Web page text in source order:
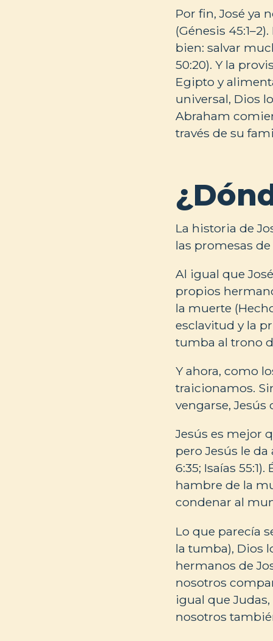
Por fin, José ya
(Génesis
bien: salvar
50:20). Y la
Egipto y
universal, Dios
Abraham
través de su
La historia de
las promesas de
Al igual que
propios
la muerte
esclavitud y la
tumba al trono
Y ahora, como
traicionamos.
vengarse,
Jesús es mejor
pero Jesús le
6:35; Isaías
hambre de la
condenar al
Lo que parecía
la tumba), Dios
hermanos de
nosotros
igual que
nosotros